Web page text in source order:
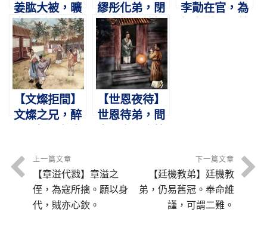
姜肱大被，曠
世所稀。不言
遇掠，盜悔還
衣。
繆彤化弟，閉
戶自撾。諸婦
謝罪，得以齊
家。
李勣在官，為
【文燦拒間】
文燦之兄，醉
間。
【世恩夜待】
世恩待弟，問
上一篇文章
【章溢代戮】章溢之
侄，為寇所擒。願以身
代，賊亦心欽。
下一篇文章
【廷機教弟】廷機教
弟，仍易舊冠。奉命維
謹，可謂二難。